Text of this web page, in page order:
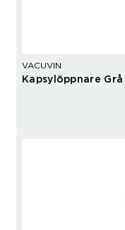
VACUVIN
Kapsylöppnare Grå